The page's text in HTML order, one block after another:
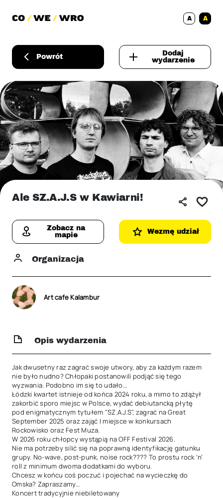
A A
Powrót
Dodaj
wydarzenie
Ale SZ.A.J.S w Kawiarni!
Zobacz na
mapie
Wezmę udział
Organizacja
Art cafe Kalambur
Opis wydarzenia
Jak dwusetny raz zagrać swoje utwory, aby za każdym razem
nie było nudno? Chłopaki postanowili podjąć się tego
wyzwania. Podobno im się to udało…
Łódzki kwartet istnieje od końca 2024 roku, a mimo to zdążył
zakorbić sporo miejsc w Polsce, wydać debiutancką płytę
pod enigmatycznym tytułem "SZ.A.J.S", zagrać na Great
September 2025 oraz zająć I miejsce w konkursach
Rockowisko oraz Fest Muza.
W 2026 roku chłopcy wystąpią na OFF Festival 2026.
Nie ma potrzeby silić się na poprawną identyfikację gatunku
grupy. No-wave, post-punk, noise rock???? To prostu rock ‘n’
roll z minimum dwoma dodatkami do wyboru.
Chcesz w końcu coś poczuć i pojechać na wycieczkę do
Omska? Zapraszamy…
Koncert tradycyjnie niebiletowany